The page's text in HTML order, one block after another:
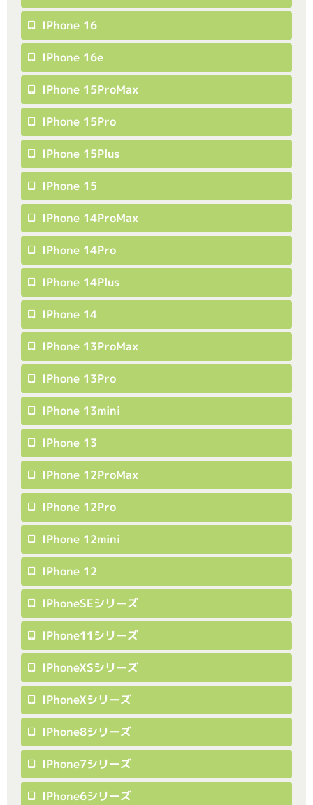
IPhone 16
IPhone 16e
IPhone 15ProMax
IPhone 15Pro
IPhone 15Plus
IPhone 15
IPhone 14ProMax
IPhone 14Pro
IPhone 14Plus
IPhone 14
IPhone 13ProMax
IPhone 13Pro
IPhone 13mini
IPhone 13
IPhone 12ProMax
IPhone 12Pro
IPhone 12mini
IPhone 12
IPhoneSEシリーズ
IPhone11シリーズ
IPhoneXSシリーズ
IPhoneXシリーズ
IPhone8シリーズ
IPhone7シリーズ
IPhone6シリーズ